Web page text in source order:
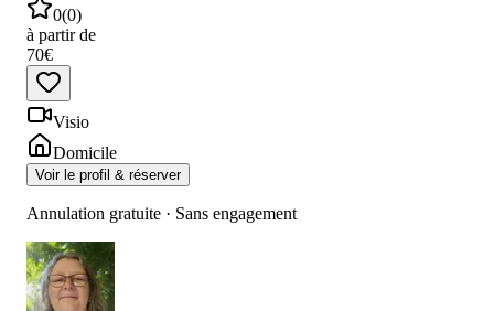
0(0)
à partir de
70€
Visio
Domicile
Voir le profil & réserver
Annulation gratuite · Sans engagement